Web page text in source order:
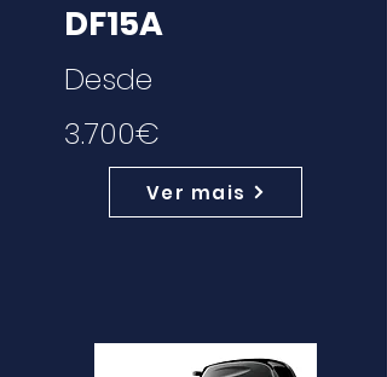
DF15A
Desde
3.700€
Ver mais